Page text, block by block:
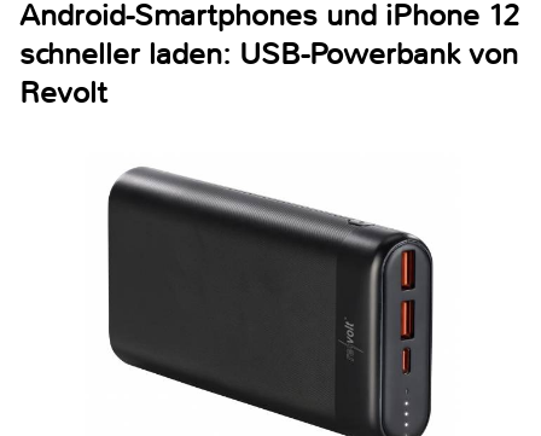
Android-Smartphones und iPhone 12
schneller laden: USB-Powerbank von
Revolt